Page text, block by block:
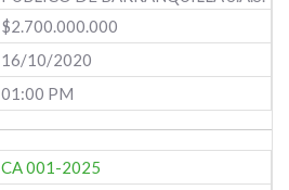
$2.700.000.000
16/10/2020
01:00 PM
CA 001-2025